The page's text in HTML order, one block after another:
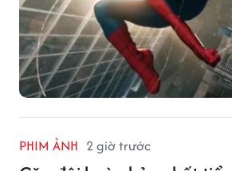
PHIM ẢNH 2 giờ trước